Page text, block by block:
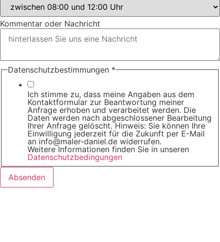
Kommentar oder Nachricht
Kommentar
Datenschutzbestimmungen
Wann
Datenschutzbestimmungen *
Ich stimme zu, dass meine Angaben aus dem
Kontaktformular zur Beantwortung meiner
Anfrage erhoben und verarbeitet werden. Die
Daten werden nach abgeschlossener Bearbeitung
Ihrer Anfrage gelöscht. Hinweis: Sie können Ihre
Einwilligung jederzeit für die Zukunft per E-Mail
an info@maler-daniel.de widerrufen.
Weitere Informationen finden Sie in unseren
Datenschutzbedingungen
Absenden